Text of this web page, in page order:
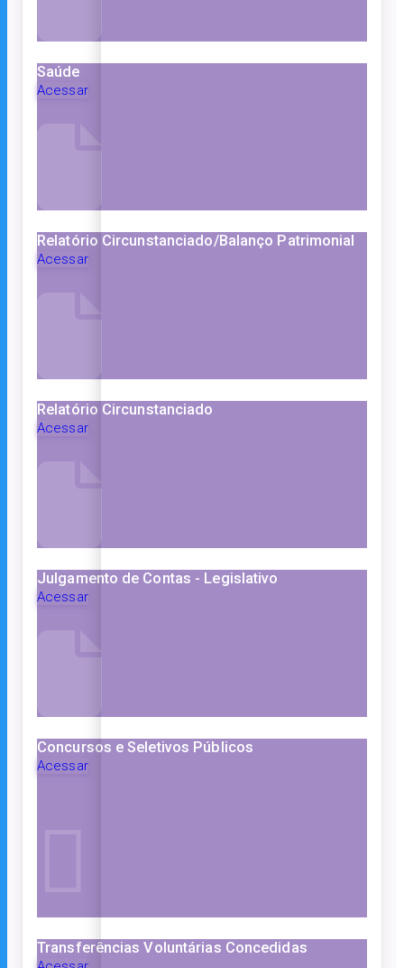
Saúde
Acessar
Relatório Circunstanciado/Balanço Patrimonial
Acessar
Relatório Circunstanciado
Acessar
Julgamento de Contas - Legislativo
Acessar
Concursos e Seletivos Públicos
Acessar
Transferências Voluntárias Concedidas